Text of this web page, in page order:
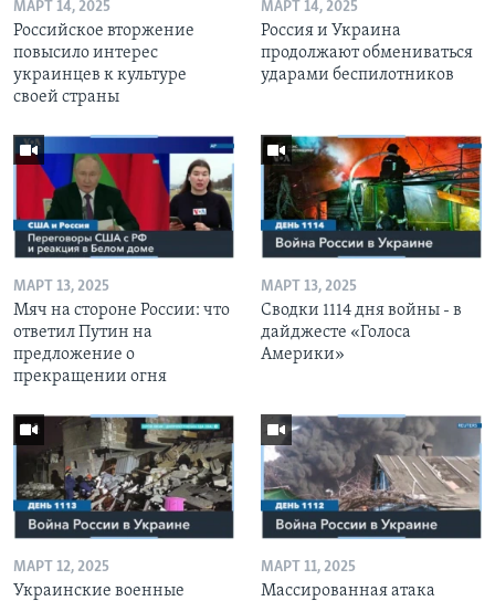
МАРТ 14, 2025
Российское вторжение
повысило интерес
украинцев к культуре
своей страны
МАРТ 14, 2025
Россия и Украина
продолжают обмениваться
ударами беспилотников
МАРТ 13, 2025
Мяч на стороне России: что
ответил Путин на
предложение о
прекращении огня
МАРТ 13, 2025
Сводки 1114 дня войны - в
дайджесте «Голоса
Америки»
МАРТ 12, 2025
Украинские военные
МАРТ 11, 2025
Массированная атака